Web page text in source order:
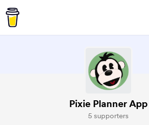
Pixie Planner App
5 supporters